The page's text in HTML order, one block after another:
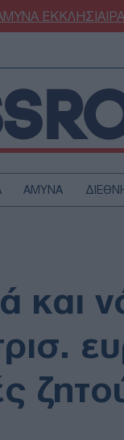
ΕΚΚΛΗΣΙΑ
ΑΜΥΝΑ
ΥΓΕΙΑ